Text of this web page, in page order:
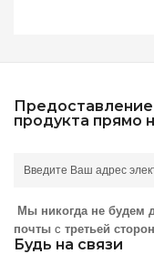
продукта прямо
Мы никогда не будем
почты с третьей
Будь на связи